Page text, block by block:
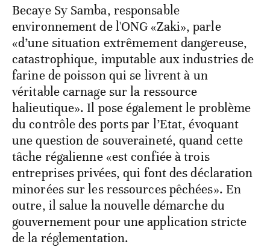
Becaye Sy Samba, responsable
environnement de l'ONG «Zaki», parle
«d’une situation extrêmement dangereuse,
catastrophique, imputable aux industries de
farine de poisson qui se livrent à un
véritable carnage sur la ressource
halieutique». Il pose également le problème
du contrôle des ports par l’Etat, évoquant
une question de souveraineté, quand cette
tâche régalienne «est confiée à trois
entreprises privées, qui font des déclaration
minorées sur les ressources pêchées». En
outre, il salue la nouvelle démarche du
gouvernement pour une application stricte
de la réglementation.